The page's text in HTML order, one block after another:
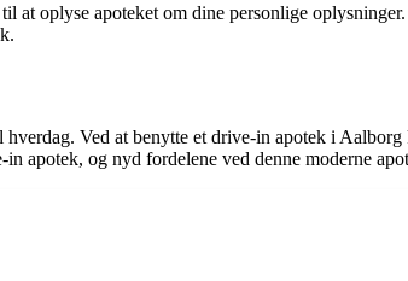
oplyse apoteket om dine personlige
Ved at benytte et drive-in apotek i
apotek, og nyd fordelene ved denne moderne